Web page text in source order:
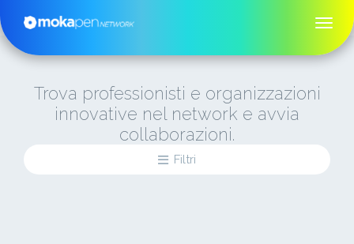
Trova professionisti e organizzazioni
innovative nel network e avvia
collaborazioni.
Filtri